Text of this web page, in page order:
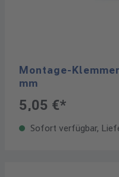
Montage-
mm
5,05 €*
Sofort verfügbar,